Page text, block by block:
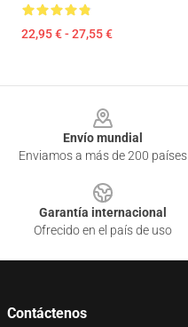
22,95 € - 27,55 €
Envío mundial
Enviamos a más de 200 países
Garantía internacional
Ofrecido en el país de uso
Contáctenos